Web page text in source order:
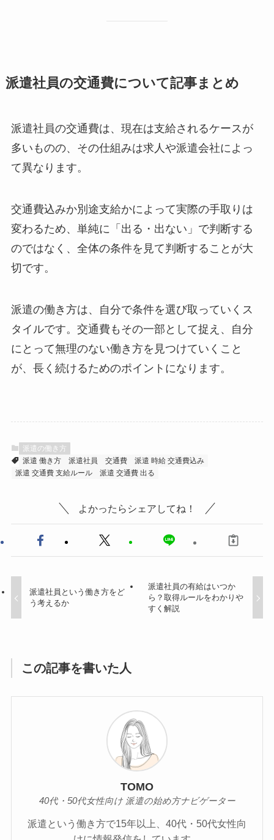
派遣社員の交通費について記事まとめ
派遣社員の交通費は、現在は支給されるケースが
多いものの、その仕組みは求人や派遣会社によっ
て異なります。
交通費込みか別途支給かによって実際の手取りは
変わるため、単純に「出る・出ない」で判断する
のではなく、全体の条件を見て判断することが大
切です。
派遣の働き方は、自分で条件を選び取っていくス
タイルです。交通費もその一部として捉え、自分
にとって無理のない働き方を見つけていくこと
が、長く続けるためのポイントになります。
派遣の働き方
派遣 働き方
派遣社員 交通費
派遣 時給 交通費込み
派遣 交通費 支給ルール
派遣 交通費 出る
よかったらシェアしてね！
派遣社員という働き方をど
う考えるか
派遣社員の有給はいつか
ら？取得ルールをわかりや
すく解説
この記事を書いた人
TOMO
40代・50代女性向け 派遣の始め方ナビゲーター
派遣という働き方で15年以上、40代・50代女性向